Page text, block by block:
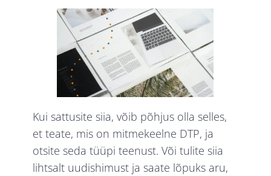
Kui sattusite siia, võib põhjus olla selles,
et teate, mis on mitmekeelne DTP, ja
otsite seda tüüpi teenust. Või tulite siia
lihtsalt uudishimust ja saate lõpuks aru,